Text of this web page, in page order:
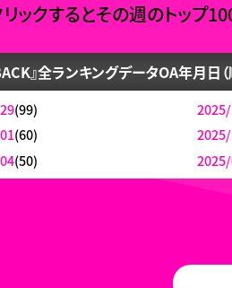
ックするとその週のトップ
』全ランキングデータOA年月日（
(99)
(60)
(50)